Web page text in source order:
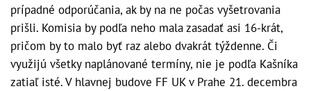
prípadné odporúčania, ak by na ne počas vyšetrovania
prišli. Komisia by podľa neho mala zasadať asi 16-krát,
pričom by to malo byť raz alebo dvakrát týždenne. Či
využijú všetky naplánované termíny, nie je podľa Kašníka
zatiaľ isté. V hlavnej budove FF UK v Prahe 21. decembra